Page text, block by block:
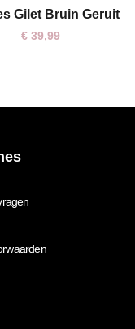
One size
Gilet Bruin Geruit
€39,99